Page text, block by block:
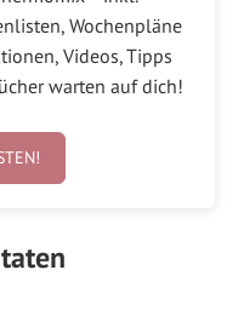
Wochenpläne
Videos, Tipps
warten auf dich!